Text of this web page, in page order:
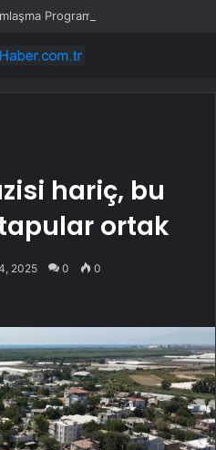
Programı
hariç, bu
ortak
2025 0 0